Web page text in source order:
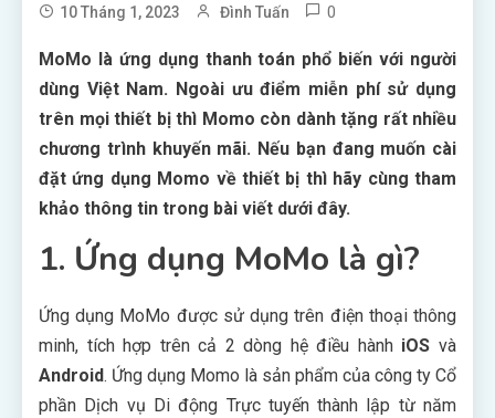
10 Tháng 1, 2023 Đình Tuấn 0
MoMo là ứng dụng thanh toán phổ biến với người
dùng Việt Nam. Ngoài ưu điểm miễn phí sử dụng
trên mọi thiết bị thì Momo còn dành tặng rất nhiều
chương trình khuyến mãi. Nếu bạn đang muốn cài
đặt ứng dụng Momo về thiết bị thì hãy cùng tham
khảo thông tin trong bài viết dưới đây.
1. Ứng dụng MoMo là gì?
Ứng dụng MoMo được sử dụng trên điện thoại thông
minh, tích hợp trên cả 2 dòng hệ điều hànhiOS và
Android. Ứng dụng Momo là sản phẩm của công ty Cổ
phần Dịch vụ Di động Trực tuyến thành lập từ năm